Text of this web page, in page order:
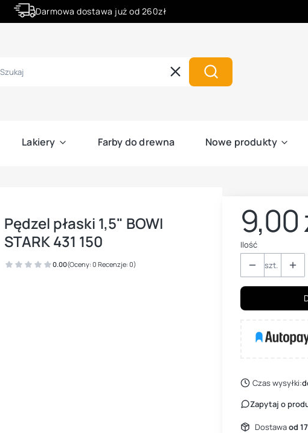
Darmowa dostawa już od 260zł
Wyczyść Szukaj
Lakiery Farby do drewna Nowe produkty
Pędzel płaski 1,5" BOWI
STARK 431 150
0.00(Oceny: 0 Recenzje: 0)
Cena
9,00
Ilość
szt.
Czas wysyłki:
Zapytaj o
Dostawaod